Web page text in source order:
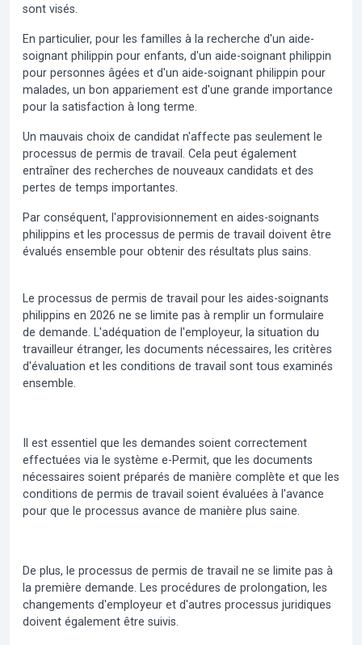
sont visés.
En particulier, pour les familles à la recherche d'un aide-
soignant philippin pour enfants, d'un aide-soignant philippin
pour personnes âgées et d'un aide-soignant philippin pour
malades, un bon appariement est d'une grande importance
pour la satisfaction à long terme.
Un mauvais choix de candidat n'affecte pas seulement le
processus de permis de travail. Cela peut également
entraîner des recherches de nouveaux candidats et des
pertes de temps importantes.
Par conséquent, l'approvisionnement en aides-soignants
philippins et les processus de permis de travail doivent être
évalués ensemble pour obtenir des résultats plus sains.
Le processus de permis de travail pour les aides-soignants
philippins en 2026 ne se limite pas à remplir un formulaire
de demande. L'adéquation de l'employeur, la situation du
travailleur étranger, les documents nécessaires, les critères
d'évaluation et les conditions de travail sont tous examinés
ensemble.
Il est essentiel que les demandes soient correctement
effectuées via le système e-Permit, que les documents
nécessaires soient préparés de manière complète et que les
conditions de permis de travail soient évaluées à l'avance
pour que le processus avance de manière plus saine.
De plus, le processus de permis de travail ne se limite pas à
la première demande. Les procédures de prolongation, les
changements d'employeur et d'autres processus juridiques
doivent également être suivis.